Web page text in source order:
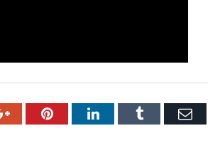
Google+PinterestLinkedInTumblr Email